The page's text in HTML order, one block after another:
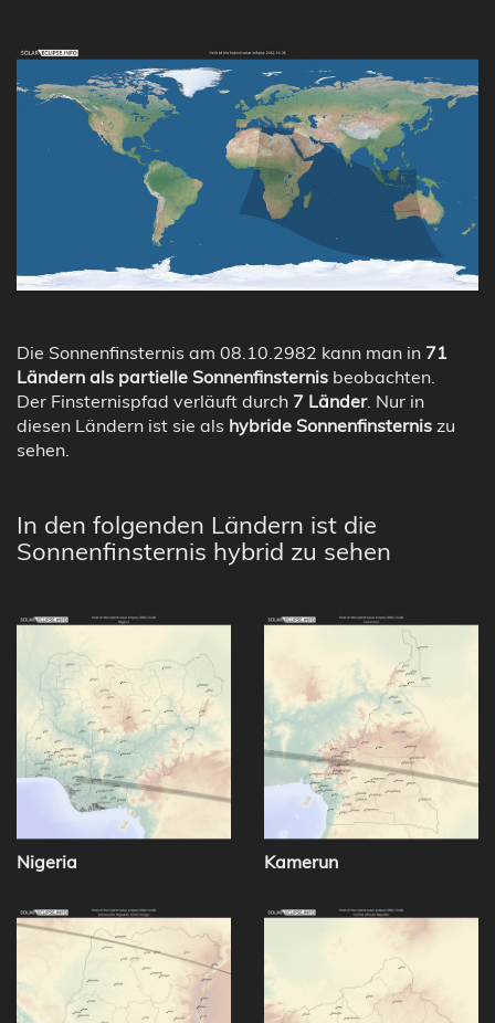
Die Sonnenfinsternis am 08.10.2982 kann man in 71
Ländern als partielle Sonnenfinsternis beobachten.
Der Finsternispfad verläuft durch 7 Länder. Nur in
diesen Ländern ist sie als hybride Sonnenfinsternis zu
sehen.
In den folgenden Ländern ist die
Sonnenfinsternis hybrid zu sehen
Nigeria Kamerun